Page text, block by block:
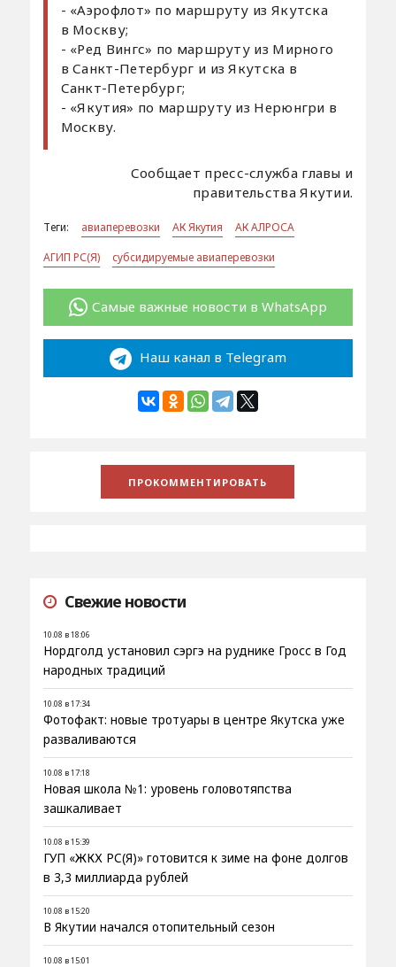
- «Аэрофлот» по маршруту из Якутска
в Москву;
- «Ред Вингс» по маршруту из Мирного
в Санкт-Петербург и из Якутска в
Санкт-Петербург;
- «Якутия» по маршруту из Нерюнгри в
Москву.
Сообщает пресс-служба главы и
правительства Якутии.
Теги: авиаперевозки АК Якутия
АК АЛРОСА
АГИП РС(Я)
субсидируемые авиаперевозки
Самые важные новости в WhatsApp
Наш канал в Telegram
Свежие новости
10.08 в 18:06
Нордголд установил сэргэ на руднике Гросс в Год
народных традиций
10.08 в 17:34
Фотофакт: новые тротуары в центре Якутска уже
разваливаются
10.08 в 17:18
Новая школа №1: уровень головотяпства
зашкаливает
10.08 в 15:39
ГУП «ЖКХ РС(Я)» готовится к зиме на фоне долгов
в 3,3 миллиарда рублей
10.08 в 15:20
В Якутии начался отопительный сезон
10.08 в 15:01